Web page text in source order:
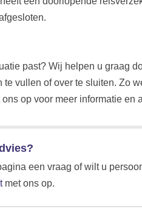
past? Wij helpen u graag
vullen of over te sluiten. Zo
op voor meer informatie en
een vraag of wilt u
met ons op.